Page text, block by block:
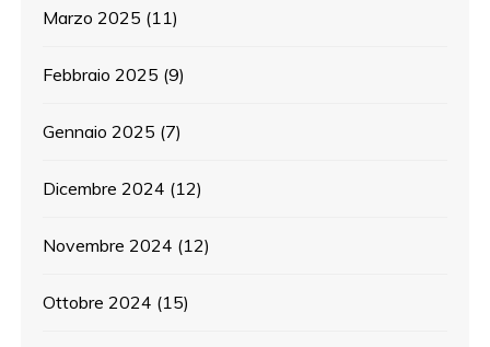
Marzo 2025 (11)
Febbraio 2025 (9)
Gennaio 2025 (7)
Dicembre 2024 (12)
Novembre 2024 (12)
Ottobre 2024 (15)